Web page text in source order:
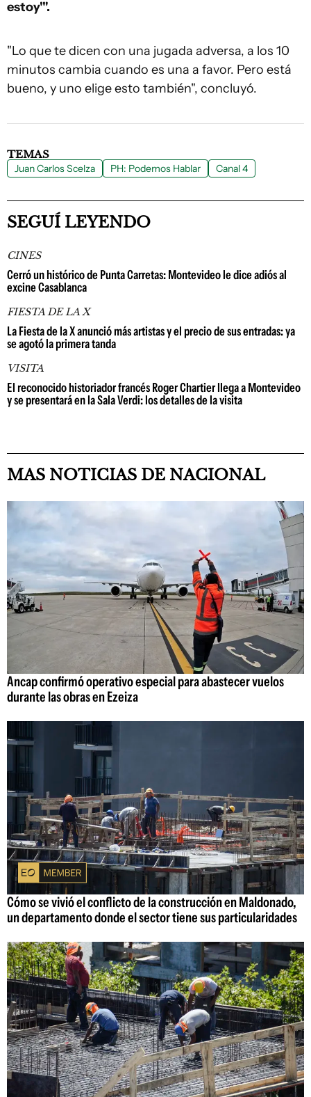
estoy'".
"Lo que te dicen con una jugada adversa, a los 10
minutos cambia cuando es una a favor. Pero está
bueno, y uno elige esto también", concluyó.
TEMAS
Juan Carlos Scelza PH: Podemos Hablar Canal 4
SEGUÍ LEYENDO
CINES
Cerró un histórico de Punta Carretas: Montevideo le dice adiós al
excine Casablanca
FIESTA DE LA X
La Fiesta de la X anunció más artistas y el precio de sus entradas: ya
se agotó la primera tanda
VISITA
El reconocido historiador francés Roger Chartier llega a Montevideo
y se presentará en la Sala Verdi: los detalles de la visita
MAS NOTICIAS DE NACIONAL
Ancap confirmó operativo especial para abastecer vuelos
durante las obras en Ezeiza
Cómo se vivió el conflicto de la construcción en Maldonado,
un departamento donde el sector tiene sus particularidades